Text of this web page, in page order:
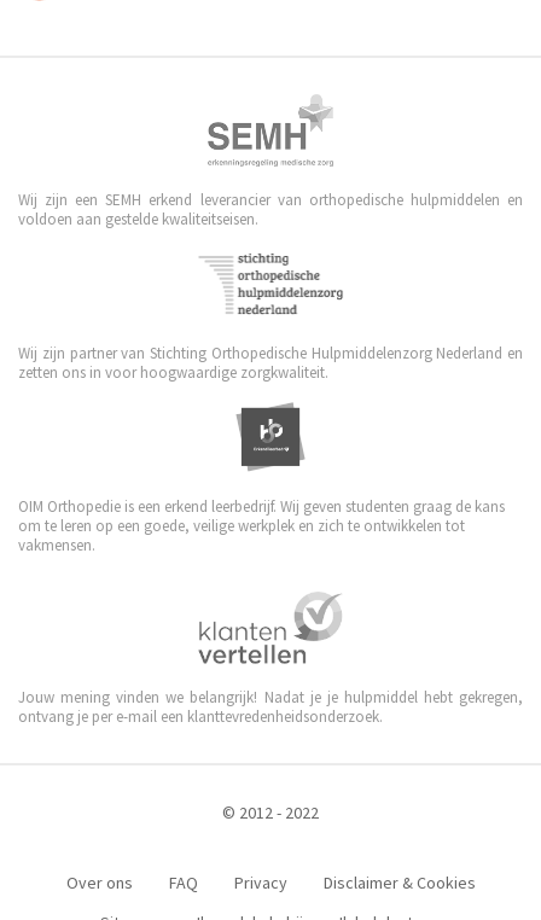
Wij zijn een SEMH erkend leverancier van orthopedische hulpmiddelen en
voldoen aan gestelde kwaliteitseisen.
Wij zijn partner van Stichting Orthopedische Hulpmiddelenzorg Nederland en
zetten ons in voor hoogwaardige zorgkwaliteit.
OIM Orthopedie is een erkend leerbedrijf. Wij geven studenten graag de kans
om te leren op een goede, veilige werkplek en zich te ontwikkelen tot
vakmensen.
Jouw mening vinden we belangrijk! Nadat je je hulpmiddel hebt gekregen,
ontvang je per e-mail een klanttevredenheidsonderzoek.
© 2012 - 2022
Over ons FAQ Privacy
Disclaimer & Cookies